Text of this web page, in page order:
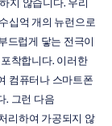
지 않습니다. 우리
십억 개의 뉴런으로
드럽게 닿는 전극이
착합니다. 이러한
컴퓨터나 스마트폰
리하여 가공되지 않